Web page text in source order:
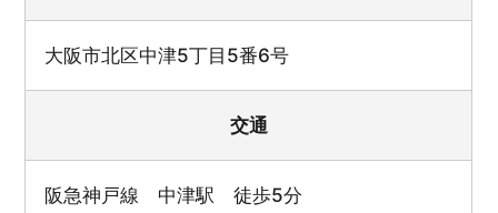
大阪市北区中津5丁目5番6号
交通
阪急神戸線 中津駅 徒歩5分